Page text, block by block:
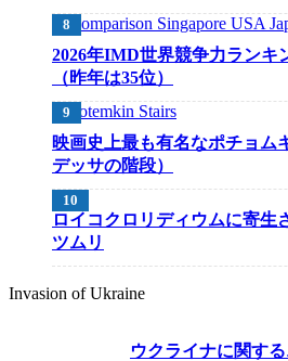
2026年IMD世界競争力ランキ
（昨年は35位）
映画史上最も有名なポチョム
デッサの階段）
ロイコクロリディウムに寄生
ツムリ
Invasion of Ukraine
ウクライナに関す